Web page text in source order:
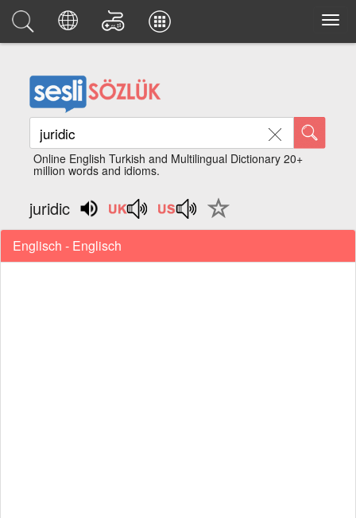
Online English Turkish and Multilingual Dictionary 20+
million words and idioms.
juridic
Englisch - Englisch